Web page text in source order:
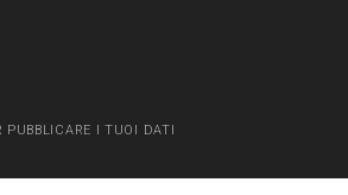
PUBBLICARE I TUOI DATI